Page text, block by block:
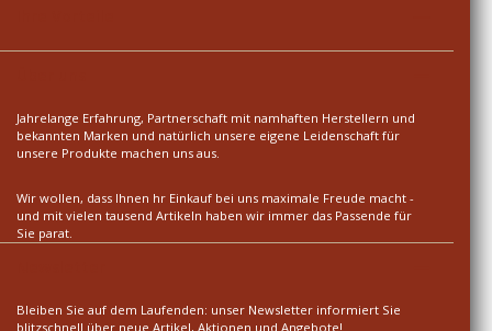
Jahrelange Erfahrung, Partnerschaft mit namhaften Herstellern und
bekannten Marken und natürlich unsere eigene Leidenschaft für
unsere Produkte machen uns aus.
Wir wollen, dass Ihnen hr Einkauf bei uns maximale Freude macht -
und mit vielen tausend Artikeln haben wir immer das Passende für
Sie parat.
Bleiben Sie auf dem Laufenden: unser Newsletter informiert Sie
blitzschnell über neue Artikel, Aktionen und Angebote!